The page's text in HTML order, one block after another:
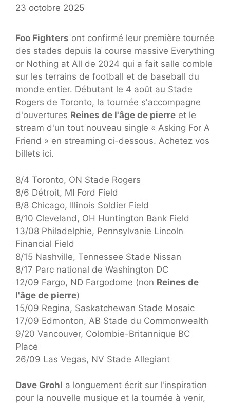
23 octobre 2025
Foo Fighters ont confirmé leur première tournée
des stades depuis la course massive Everything
or Nothing at All de 2024 qui a fait salle comble
sur les terrains de football et de baseball du
monde entier. Débutant le 4 août au Stade
Rogers de Toronto, la tournée s'accompagne
d'ouvertures Reines de l'âge de pierre et le
stream d'un tout nouveau single « Asking For A
Friend » en streaming ci-dessous. Achetez vos
billets ici.
8/4 Toronto, ON Stade Rogers
8/6 Détroit, MI Ford Field
8/8 Chicago, Illinois Soldier Field
8/10 Cleveland, OH Huntington Bank Field
13/08 Philadelphie, Pennsylvanie Lincoln
Financial Field
8/15 Nashville, Tennessee Stade Nissan
8/17 Parc national de Washington DC
12/09 Fargo, ND Fargodome (non Reines de
l'âge de pierre)
15/09 Regina, Saskatchewan Stade Mosaic
17/09 Edmonton, AB Stade du Commonwealth
9/20 Vancouver, Colombie-Britannique BC
Place
26/09 Las Vegas, NV Stade Allegiant
Dave Grohl a longuement écrit sur l'inspiration
pour la nouvelle musique et la tournée à venir,